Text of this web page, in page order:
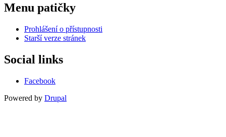
Menu patičky
Prohlášení o přístupnosti
Starší verze stránek
Social links
Facebook
Powered by Drupal